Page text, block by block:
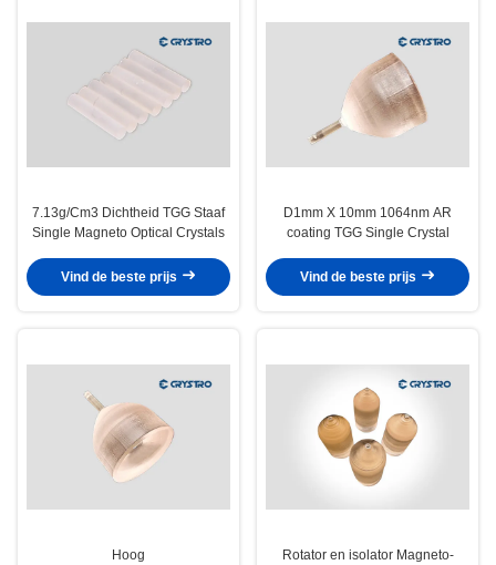
7.13g/Cm3 Dichtheid TGG Staaf
Single Magneto Optical Crystals
Vind de beste prijs
D1mm X 10mm 1064nm AR
coating TGG Single Crystal
Vind de beste prijs
Hoog
Rotator en isolator Magneto-